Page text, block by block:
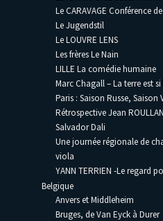
Le CARAVAGE Conférence
Le Jugendstil
Le LOUVRE LENS
Les frères Le Nain
LILLE La comédie humaine
Marc Chagall – La terre est
Paris : Saison Russe, Saison
Rétrospective Jean
Salvador Dali
Une journée régionale de
viola
YANN TERRIEN -Le regard
Belgique
Anvers et Middleheim
Bruges, de Van Eyck à Durer